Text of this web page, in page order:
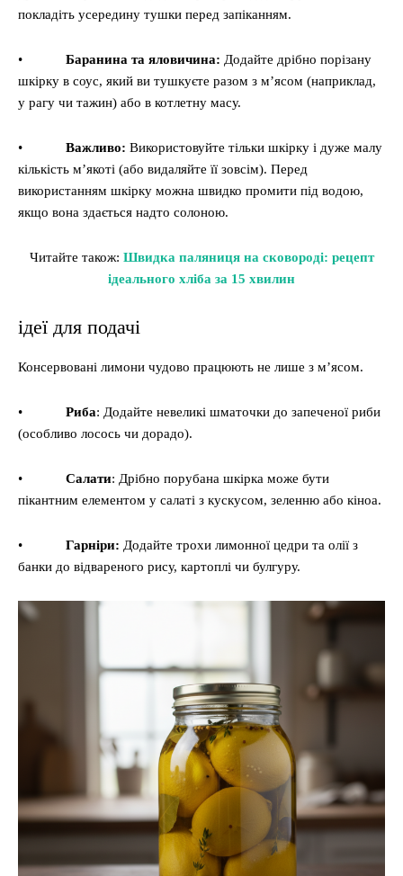
покладіть усередину тушки перед запіканням.
• Баранина та яловичина: Додайте дрібно порізану
шкірку в соус, який ви тушкуєте разом з м’ясом (наприклад,
у рагу чи тажин) або в котлетну масу.
• Важливо: Використовуйте тільки шкірку і дуже малу
кількість м’якоті (або видаляйте її зовсім). Перед
використанням шкірку можна швидко промити під водою,
якщо вона здається надто солоною.
Читайте також: Швидка паляниця на сковороді: рецепт
ідеального хліба за 15 хвилин
ідеї для подачі
Консервовані лимони чудово працюють не лише з м’ясом.
• Риба: Додайте невеликі шматочки до запеченої риби
(особливо лосось чи дорадо).
• Салати: Дрібно порубана шкірка може бути
пікантним елементом у салаті з кускусом, зеленню або кіноа.
• Гарніри: Додайте трохи лимонної цедри та олії з
банки до відвареного рису, картоплі чи булгуру.